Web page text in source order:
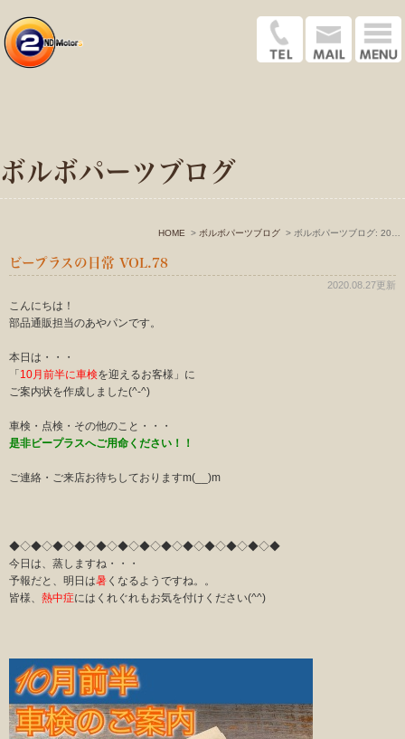
ボルボパーツブログ
HOME ボルボパーツブログ
ビープラスの日常 VOL.78
2020.08.27更新
こんにちは！
部品通販担当のあやパンです。
本日は・・・
「 10月前半に車検を迎えるお客様」に
ご案内状を作成しました(^-^)
車検・点検・その他のこと・・・
是非ビープラスへご用命ください！！
ご連絡・ご来店お待ちしておりますm(__)m
◆◇◆◇◆◇◆◇◆◇◆◇◆◇◆◇◆◇◆◇◆◇◆◇◆
今日は、蒸しますね・・・
予報だと、明日は暑 くなるようですね。。
皆様、 熱中症にはくれぐれもお気を付けください(^^)